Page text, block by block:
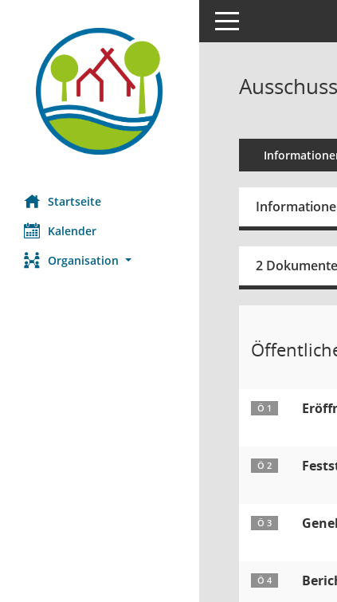
Startseite
Kalender
Organisation
Toggle navigation
2 Dokumente
Ö 1
Ö 2
Ö 3
Ö 4